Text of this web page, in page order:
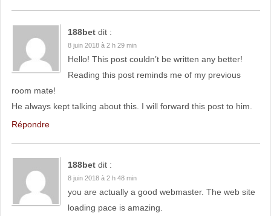
188bet dit :
8 juin 2018 à 2 h 29 min
Hello! This post couldn’t be written any better!
Reading this post reminds me of my previous
room mate!
He always kept talking about this. I will forward this post to him.
Répondre
188bet dit :
8 juin 2018 à 2 h 48 min
you are actually a good webmaster. The web site
loading pace is amazing.